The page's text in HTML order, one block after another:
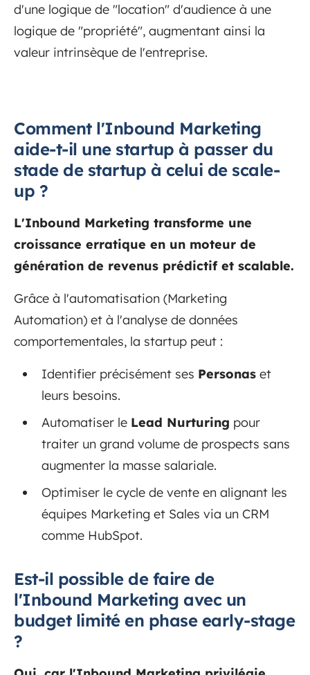
d'une logique de "location" d'audience à une
logique de "propriété", augmentant ainsi la
valeur intrinsèque de l'entreprise.
Comment l'Inbound Marketing
aide-t-il une startup à passer du
stade de startup à celui de scale-
up ?
L'Inbound Marketing transforme une
croissance erratique en un moteur de
génération de revenus prédictif et scalable.
Grâce à l'automatisation (Marketing
Automation) et à l'analyse de données
comportementales, la startup peut :
Identifier précisément ses Personas et
leurs besoins.
Automatiser le Lead Nurturing pour
traiter un grand volume de prospects sans
augmenter la masse salariale.
Optimiser le cycle de vente en alignant les
équipes Marketing et Sales via un CRM
comme HubSpot.
Est-il possible de faire de
l'Inbound Marketing avec un
budget limité en phase early-stage
?